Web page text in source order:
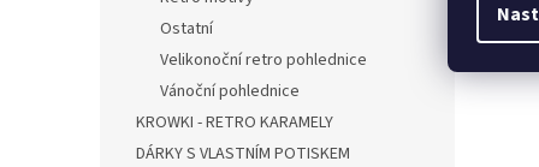
Ostatní
Velikonoční retro pohlednice
Vánoční pohlednice
KROWKI - RETRO KARAMELY
DÁRKY S VLASTNÍM POTISKEM